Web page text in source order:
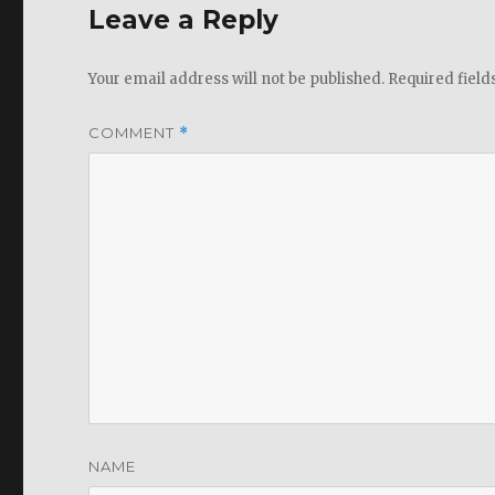
Leave a Reply
Your email address will not be published. Required
COMMENT *
NAME